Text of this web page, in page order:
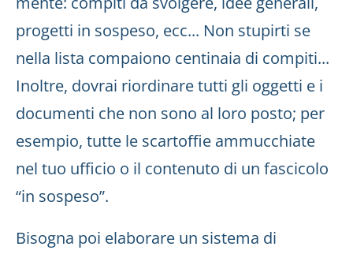
progetti in sospeso, ecc... Non stupirti se
nella lista compaiono centinaia di compiti...
Inoltre, dovrai riordinare tutti gli oggetti e i
documenti che non sono al loro posto; per
esempio, tutte le scartoffie ammucchiate
nel tuo ufficio o il contenuto di un fascicolo
“in sospeso”.
Bisogna poi elaborare un sistema di